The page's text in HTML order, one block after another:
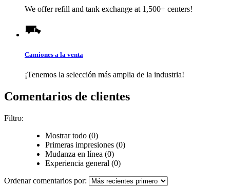
We offer refill and tank exchange at 1,500+ centers!
Camiones a la venta
¡Tenemos la selección más amplia de la industria!
Comentarios de clientes
Filtro:
Mostrar todo (0)
Primeras impresiones (0)
Mudanza en línea (0)
Experiencia general (0)
Ordenar comentarios por: